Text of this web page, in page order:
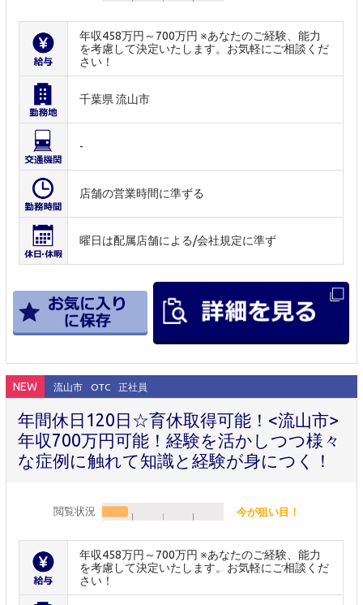
年収458万円～700万円 ※あなたのご経験、能力
を考慮して決定いたします。お気軽にご相談くだ
さい！
千葉県 流山市
-
店舗の営業時間に準ずる
曜日は配属店舗による/会社規定に準ず
NEW 流山市 OTC 正社員
年間休日120日☆育休取得可能！<流山市>
年収700万円可能！経験を活かしつつ様々
な症例に触れて知識と経験が身につく！
閲覧状況 今が狙い目！
年収458万円～700万円 ※あなたのご経験、能力
を考慮して決定いたします。お気軽にご相談くだ
さい！